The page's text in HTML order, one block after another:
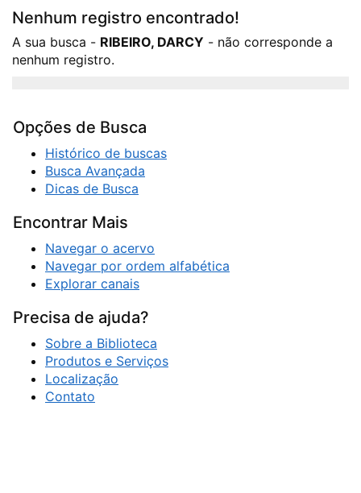
Nenhum registro encontrado!
A sua busca - RIBEIRO, DARCY - não corresponde a
nenhum registro.
Opções de Busca
Histórico de buscas
Busca Avançada
Dicas de Busca
Encontrar Mais
Navegar o acervo
Navegar por ordem alfabética
Explorar canais
Precisa de ajuda?
Sobre a Biblioteca
Produtos e Serviços
Localização
Contato